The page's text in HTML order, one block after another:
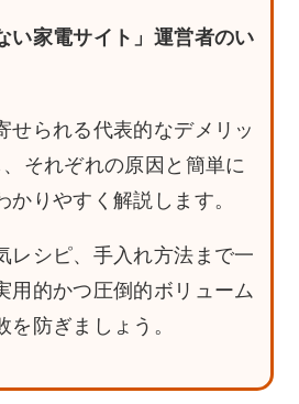
い家電サイト」運営者のい
せられる代表的なデメリッ
それぞれの原因と簡単に
りやすく解説します。
レシピ、手入れ方法まで一
用的かつ圧倒的ボリューム
防ぎましょう。